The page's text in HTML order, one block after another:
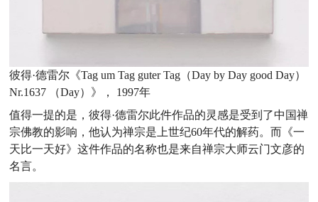
彼得·德雷尔《Tag um Tag guter Tag（Day by Day good Day）
Nr.1637 （Day）》， 1997年
值得一提的是，彼得·德雷尔此件作品的灵感是受到了中国禅
宗佛教的影响，他认为禅宗是上世纪60年代的解药。而《一
天比一天好》这件作品的名称也是来自禅宗大师云门文彦的
名言。